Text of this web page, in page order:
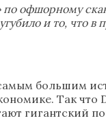
офшорному
и то, что
большим
Так
гигантский